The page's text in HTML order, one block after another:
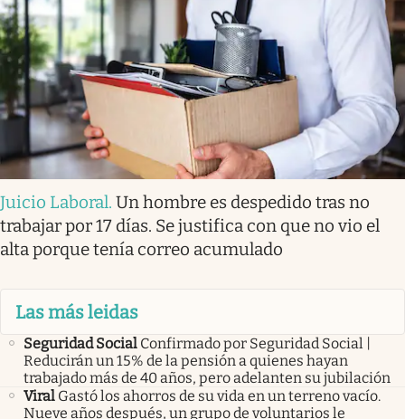
Juicio Laboral. Un hombre es despedido tras no
trabajar por 17 días. Se justifica con que no vio el
alta porque tenía correo acumulado
Las más leidas
Seguridad Social Confirmado por Seguridad Social |
Reducirán un 15% de la pensión a quienes hayan
trabajado más de 40 años, pero adelanten su jubilación
Viral Gastó los ahorros de su vida en un terreno vacío.
Nueve años después, un grupo de voluntarios le